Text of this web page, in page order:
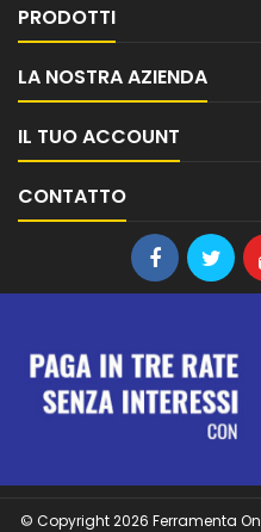
PRODOTTI
LA NOSTRA AZIENDA
IL TUO ACCOUNT
CONTATTO
© Copyright 2026 Ferramenta